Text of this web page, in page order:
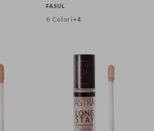
FASUL
6 Colori+4